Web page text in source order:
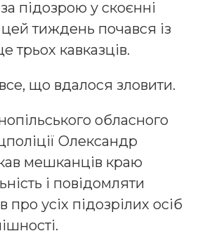
підозрою у скоєнні
тиждень почався із
трьох кавказців.
що вдалося зловити.
обласного
Олександр
мешканців краю
і повідомляти
про усіх підозрілих осіб